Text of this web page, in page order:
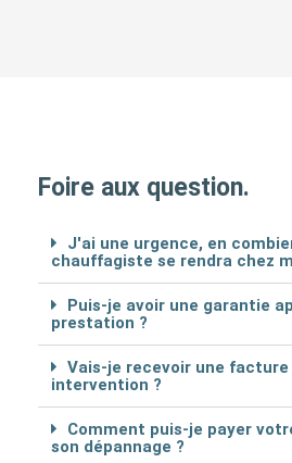
Foire aux question.
J'ai une urgence, en
chauffagiste se rendra chez
Puis-je avoir une garantie
prestation ?
Vais-je recevoir une
intervention ?
Comment puis-je payer
son dépannage ?